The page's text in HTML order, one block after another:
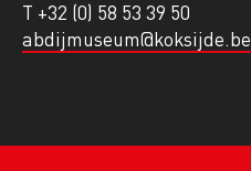
T +32 (0) 58 53 39 50
abdijmuseum@koksijde.be